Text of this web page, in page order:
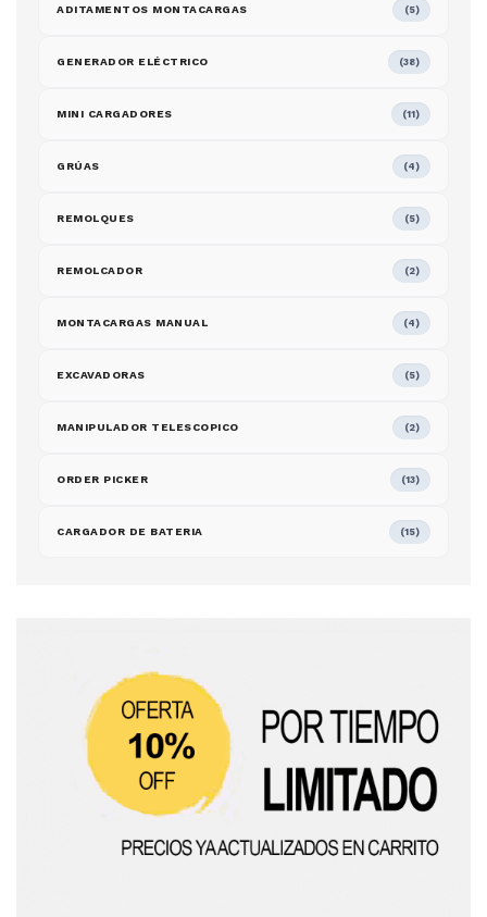
ADITAMENTOS MONTACARGAS (5)
GENERADOR ELÉCTRICO (38)
MINI CARGADORES (11)
GRÚAS (4)
REMOLQUES (5)
REMOLCADOR (2)
MONTACARGAS MANUAL (4)
EXCAVADORAS (5)
MANIPULADOR TELESCOPICO (2)
ORDER PICKER (13)
CARGADOR DE BATERIA (15)